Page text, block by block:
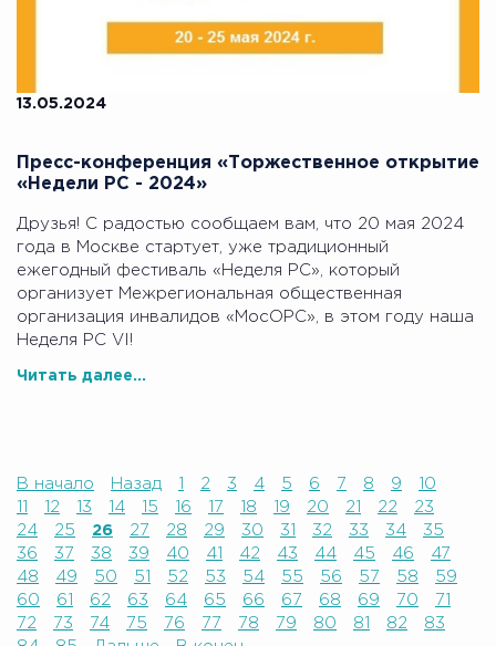
13.05.2024
Пресс-конференция «Торжественное открытие
«Недели РС - 2024»
Друзья! С радостью сообщаем вам, что 20 мая 2024
года в Москве стартует, уже традиционный
ежегодный фестиваль «Неделя РС», который
организует Межрегиональная общественная
организация инвалидов «МосОРС», в этом году наша
Неделя РС VI!
Читать далее...
В начало Назад 2 3 4 5 6 7 8 9
10
12 13 14 15 16 17 18 19 20 21 22
23
24
25 26 27 28 29 30 31 32 33 34
35
36
37 38 39 40 41 42 43 44 45 46
47
48
49 50 51 52 53 54 55 56 57 58
59
60
61 62 63 64 65 66 67 68 69 70
71
72
73 74 75 76 77 78 79 80 81 82
83